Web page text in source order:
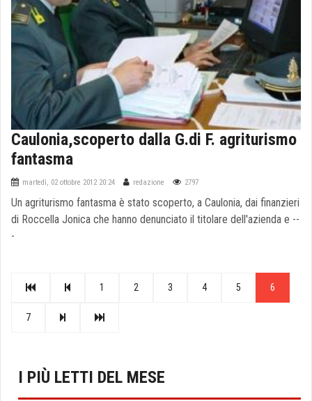
Caulonia,scoperto dalla G.di F. agriturismo
fantasma
martedì, 02 ottobre 2012 20:24 redazione 2797
Un agriturismo fantasma è stato scoperto, a Caulonia, dai finanzieri
di Roccella Jonica che hanno denunciato il titolare dell'azienda e --
-
1 2 3 4 5 6
7
I PIÙ LETTI DEL MESE